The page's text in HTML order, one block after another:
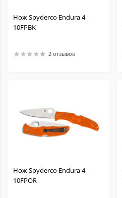
Нож Spyderco Endura 4
10FPBK
2 отзывов
Нож Spyderco Endura 4
10FPOR